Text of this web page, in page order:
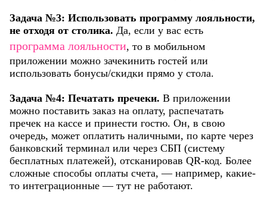
Задача №3: Использовать программу лояльности,
не отходя от столика. Да, если у вас есть
программа лояльности, то в мобильном
приложении можно зачекинить гостей или
использовать бонусы/скидки прямо у стола.
Задача №4: Печатать пречеки. В приложении
можно поставить заказ на оплату, распечатать
пречек на кассе и принести гостю. Он, в свою
очередь, может оплатить наличными, по карте через
банковский терминал или через СБП (систему
бесплатных платежей), отсканировав QR-код. Более
сложные способы оплаты счета, — например, какие-
то интеграционные — тут не работают.